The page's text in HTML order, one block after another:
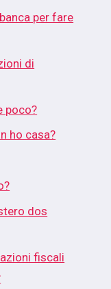
per fare
di
poco?
ho casa?
dos
fiscali